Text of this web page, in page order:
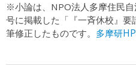
※小論は、NPO法人多摩住民
号に掲載した「『一斉休校』
筆修正したものです。 多摩研HP